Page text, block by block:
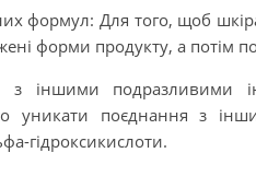
формул: Для того, щоб
форми продукту, а потім
з іншими подразливими
уникати поєднання з
гідроксикислоти.